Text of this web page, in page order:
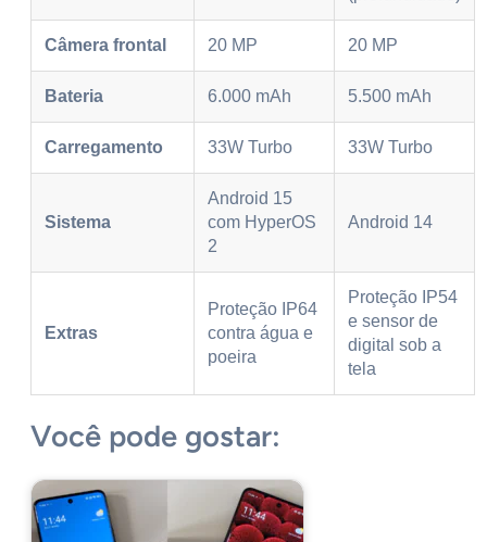
Câmera frontal 20 MP 20 MP
Bateria 6.000 mAh 5.500 mAh
Carregamento 33W Turbo 33W Turbo
Sistema
Android 15
com HyperOS
2
Android 14
Extras
Proteção IP64
contra água e
poeira
Proteção IP54
e sensor de
digital sob a
tela
Você pode gostar: